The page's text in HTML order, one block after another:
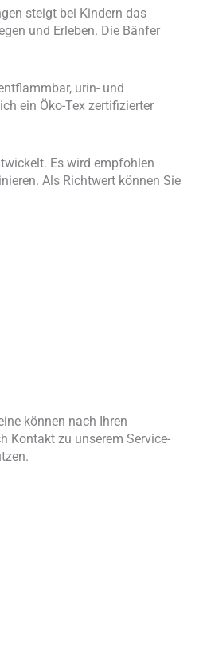
steigt bei Kindern das
und Erleben. Die Bänfer
urin- und
ein Öko-Tex zertifizierter
Es wird empfohlen
Als Richtwert können Sie
können nach Ihren
Kontakt zu unserem Service-